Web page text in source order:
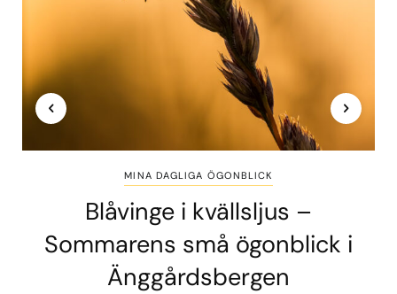
MINA DAGLIGA ÖGONBLICK
Blåvinge i kvällsljus –
Sommarens små ögonblick i
Änggårdsbergen